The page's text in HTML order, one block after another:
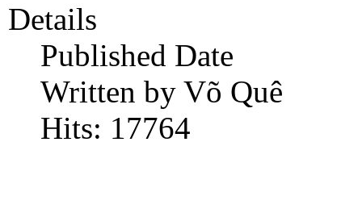
Details
Published Date
Written by Võ Quê
Hits: 17764